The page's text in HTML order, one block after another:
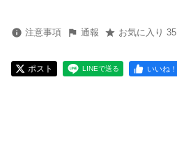
注意事項 通報 お気に入り 35
ポスト LINEで送る いいね！